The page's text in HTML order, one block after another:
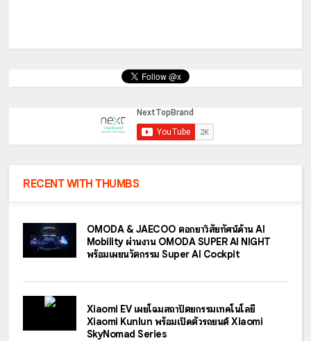
RECENT WITH THUMBS
OMODA & JAECOO ตอกย้ำวิสัยทัศน์ด้าน AI
Mobility ผ่านงาน OMODA SUPER AI NIGHT
พร้อมเผยนวัตกรรม Super AI Cockpit
Xiaomi EV เผยโฉมสถาปัตยกรรมเทคโนโลยี
Xiaomi Kunlun พร้อมเปิดตัวรถยนต์ Xiaomi
SkyNomad Series